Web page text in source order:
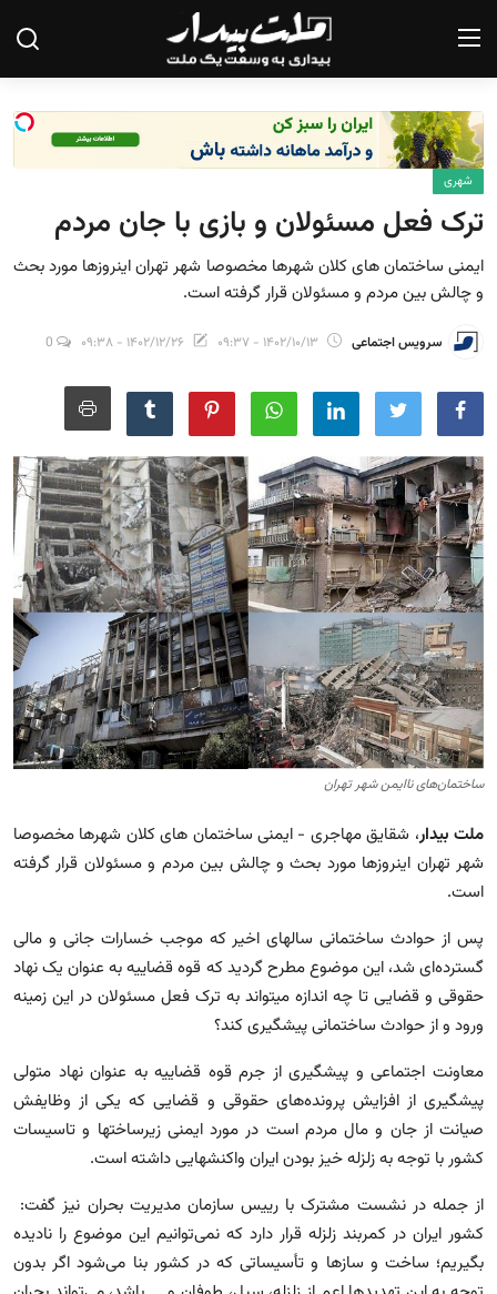
صفحه نخست
درباره ما
تماس با ما
یادداشت
گزارش
تحلیل
سیاست
جامعه
مجله
عکس
فیلم
فارسی
شهری
ترک فعل مسئولان و بازی با جان مردم
ایمنی ساختمان های کلان شهرها مخصوصا شهر تهران اینروزها مورد بحث
و چالش بین مردم و مسئولان قرار گرفته است.
سرویس اجتماعی ۱۴۰۲/۱۰/۱۳ - ۰۹:۳۷ ۱۴۰۲/۱۲/۲۶ - ۰۹:۳۸
ساختمان‌های ناایمن شهر تهران
ملت بیدار، شقایق مهاجری - ایمنی ساختمان های کلان شهرها مخصوصا
شهر تهران اینروزها مورد بحث و چالش بین مردم و مسئولان قرار گرفته
است.
پس از حوادث ساختمانی سالهای اخیر که موجب خسارات جانی و مالی
گسترده‌ای شد، این موضوع مطرح گردید که قوه قضاییه به عنوان یک نهاد
حقوقی و قضایی تا چه اندازه میتواند به ترک فعل مسئولان در این زمینه
ورود و از حوادث ساختمانی پیشگیری کند؟
معاونت اجتماعی و پیشگیری از جرم قوه قضاییه به عنوان نهاد متولی
پیشگیری از افزایش پرونده‌های حقوقی و قضایی که یکی از وظایفش
صیانت از جان و مال مردم است در مورد ایمنی زیرساختها و تاسیسات
کشور با توجه به زلزله خیز بودن ایران واکنشهایی داشته است.
از جمله در نشست مشترک با رییس سازمان مدیریت بحران نیز گفت:
کشور ایران در کمربند زلزله قرار دارد که نمی‌توانیم این موضوع را نادیده
بگیریم؛ ساخت و سازها و تأسیساتی که در کشور بنا می‌شود اگر بدون